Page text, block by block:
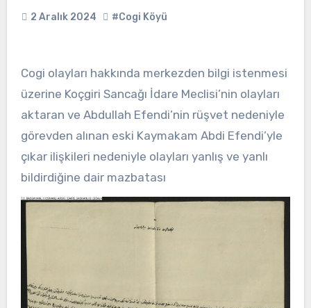
2 Aralık 2024 #Cogi Köyü
Cogi olayları hakkında merkezden bilgi istenmesi
üzerine Koçgiri Sancağı İdare Meclisi’nin olayları
aktaran ve Abdullah Efendi’nin rüşvet nedeniyle
görevden alınan eski Kaymakam Abdi Efendi’yle
çıkar ilişkileri nedeniyle olayları yanlış ve yanlı
bildirdiğine dair mazbatası